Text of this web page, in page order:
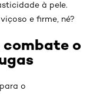
à pele.
e firme, né?
o
o